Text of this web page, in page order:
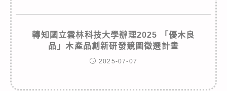
轉知國立雲林科技大學辦理2025 「優木良
品」木產品創新研發競圖徵選計畫
2025-07-07